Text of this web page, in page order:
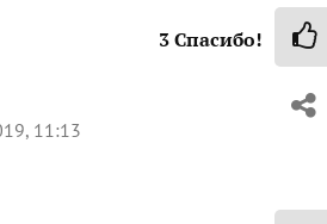
3Спасибо!
11:13